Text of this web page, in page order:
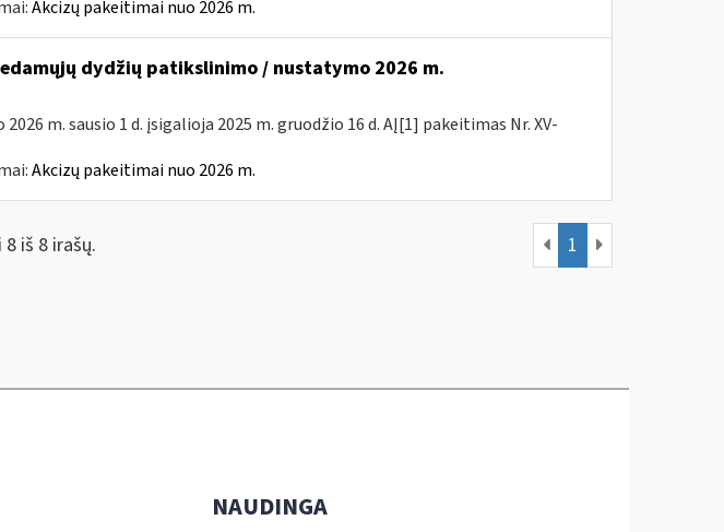
Akcizų pakeitimai nuo 2026 m.
dydžių patikslinimo / nustatymo 2026 m.
2026 m. sausio 1 d. įsigalioja 2025 m. gruodžio 16 d. AĮ[1] pakeitimas Nr. XV-
Akcizų pakeitimai nuo 2026 m.
iš 8 irašų. 1
NAUDINGA